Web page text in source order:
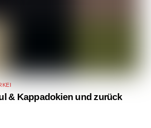
& Kappadokien und zurück